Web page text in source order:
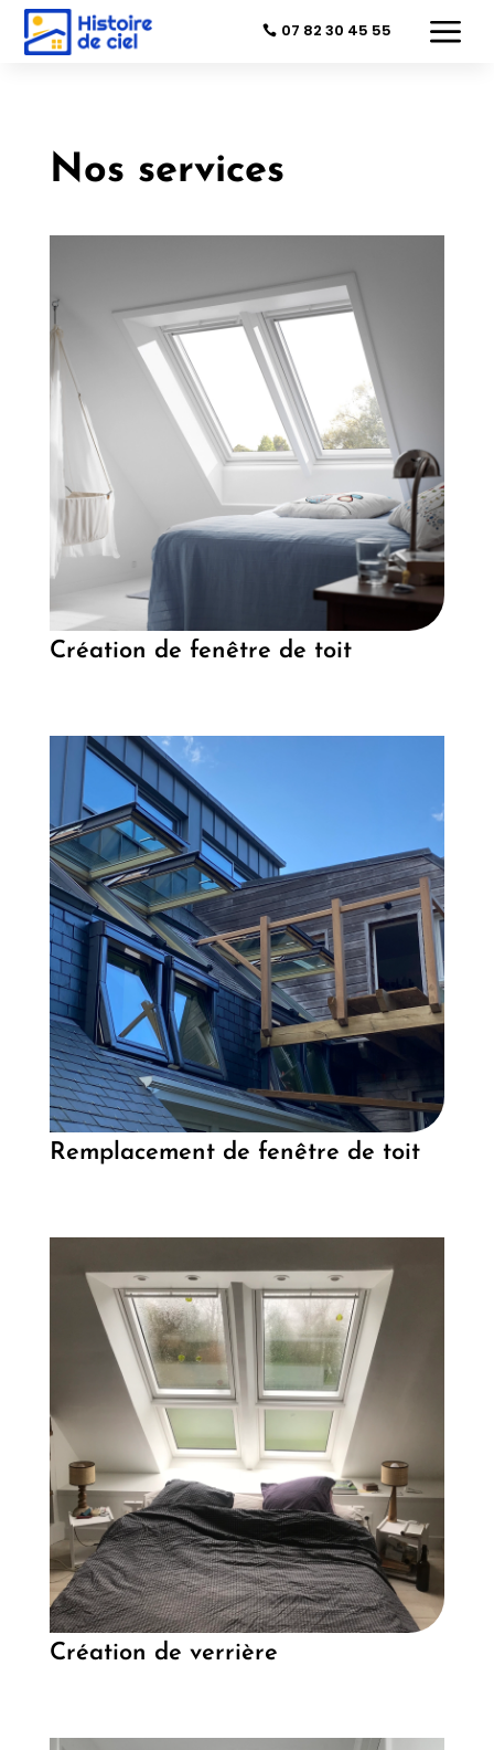
07 82 30 45 55 a
Nos services
Création de fenêtre de toit
Remplacement de fenêtre de toit
Création de verrière